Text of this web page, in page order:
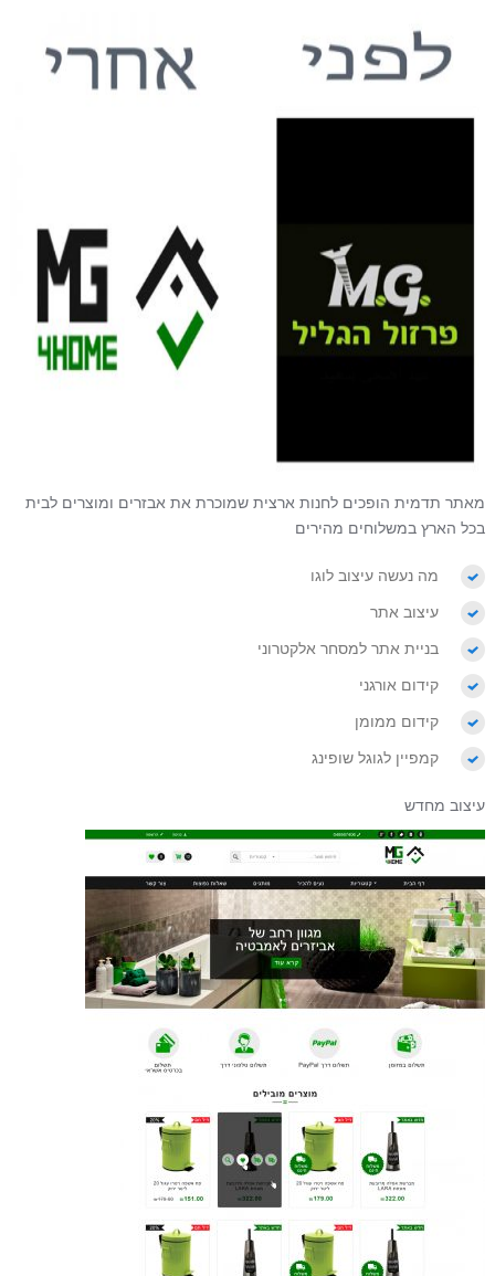
מאתר תדמית הופכים לחנות ארצית שמוכרת את אבזרים ומוצרים לבית
בכל הארץ במשלוחים מהירים
מה נעשה עיצוב לוגו
עיצוב אתר
בניית אתר למסחר אלקטרוני
קידום אורגני
קידום ממומן
קמפיין לגוגל שופינג
עיצוב מחדש